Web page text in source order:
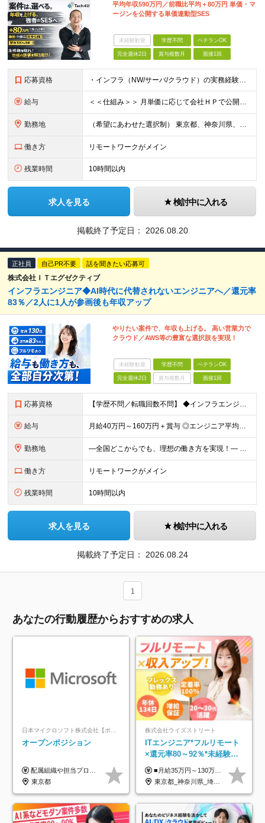
平均年収590万円／前職比平均＋80万円 単価・マ
ージンを公開する単価連動型SES
未経験歓迎 学歴不問 ベテランOK
完全週休2日 賞与複数月 面接1回
応募資格 ・インフラ（NW/サーバ/クラウド）の実務経験をお持ちの方（目安：1年以上は全員面接確定） ・インフラに興味がある未経験の方 ・学歴不問 ■ こんな方を歓迎します ・IaC（Terraform等）
給与 ＜＜仕組み＞＞ 月単価に応じて会社ＨＰで公開しているテーブルにもとづき毎月決定されます！ https://www.tech4u.dev/payroll ＜＜実績＞＞ 平均年収実績：590万円 ＜＜
勤務地 （希望にあわせた選択制） 東京都、神奈川県、埼玉県、千葉県、大阪府、兵庫県、京都府、愛知県、福岡県の各プロジェクト先 ・フル／ハイブリッドリモート案件あり ・転勤なし ・U・Iターンも歓迎＆支援可能
働き方 リモートワークがメイン
残業時間 10時間以内
求人を見る 検討中に入れる
掲載終了予定日： 2026.08.20
正社員 自己PR不要 話を聞きたい応募可
株式会社ＩＴエグゼクティブ
インフラエンジニア◆AI時代に代替されないエンジニアへ／還元率
83％／2人に1人が参画後も年収アップ
やりたい案件で、年収も上げる。 高い営業力で
クラウド／AWS等の豊富な選択肢を実現！
未経験歓迎 学歴不問 ベテランOK
完全週休2日 賞与複数月 面接1回
応募資格 【学歴不問／転職回数不問】 ◆インフラエンジニアの経験1年以上 領域、業界、工程は問いません！ ◆こんな方にぴったり ◎これまでの経験・スキルを活かしたい方 ◎本当の実力を正当に評価してほしい方
給与 月給40万円～160万円＋賞与 ◎エンジニア平均年収820万円 ◎入社した全員が年収UPしています！（前職年収180万円UP） ◎単価連動型：還元率83％～最大100%だから高収入が実現 ◎待機時給
勤務地 ―全国どこからでも、理想の働き方を実現！― 〇柔軟な勤務スタイルを実現 フレックス制度にも対応、社内業務/帰社日ゼロ。 9割以上のメンバーが「フルリモート」または「リモート併用」の働き方で活躍中。 ス
働き方 リモートワークがメイン
残業時間 10時間以内
求人を見る 検討中に入れる
掲載終了予定日： 2026.08.24
1
あなたの行動履歴からおすすめの求人
日本マイクロソフト株式会社【ポジションマッチ登録】
オープンポジション
配属組織や担当プロジェクトにより異なります。 ▼参考情報 ----------------------- 年俸650万～（1/12を月々支給） ※経験、能力を考慮の上、当社規定により優遇いたします。 ※時間外、休日出勤、深夜手当に対する賃金も基本年俸に含みます。
東京都
株式会社ライズストリート
ITエンジニア*フルリモート
×還元率80～92％*未経験歓
迎*年休134日*月給35万～*
定着率100%
■月給35万円～130万円＋賞与年2回＋各種手当 ※システムエンジニアの経験をお持ちの方は月給41万円以上＋賞与年2回（108万円～）＋手当 ■単価（年収）アップのチャンスは最大年12回 ※残業代は1分単位で100％全額支給。サービス残業などは一切ありません ※試用期間6ヵ月（試用期間中の待遇・給与に差はありません）
東京都_神奈川県_埼玉県_千葉県_大阪府_愛知県_北海道_青森県_岩手県_宮城県_秋田県_山形県_福島県_茨城県_栃木県_群馬県_新潟県_山梨県_長野県_富山県_石川県_福井県_静岡県_岐阜県_三重県_兵庫県_京都府_滋賀県_奈良県_和歌山県_広島県_岡山県_鳥取県_島根県_山口県_徳島県_香川県_愛媛県_高知県_福岡県_熊本県_佐賀県_長崎県_大分県_宮崎県_鹿児島県_沖縄県